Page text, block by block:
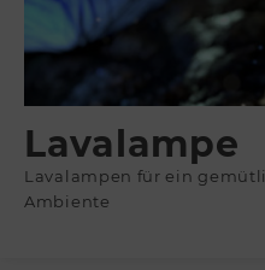
Lavalampe
Lavalampen für ein
Ambiente